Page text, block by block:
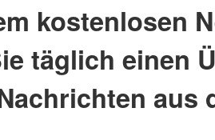
kostenlosen
täglich einen
aus